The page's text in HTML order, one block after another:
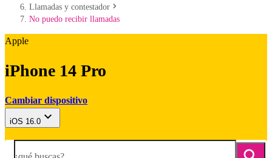
Llamadas y contestador
No puedo recibir llamadas
Apple
iPhone 14 Pro
Cambiar dispositivo
iOS 16.0